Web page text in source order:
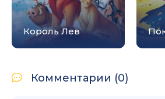
Король Лев
Комментарии (0)